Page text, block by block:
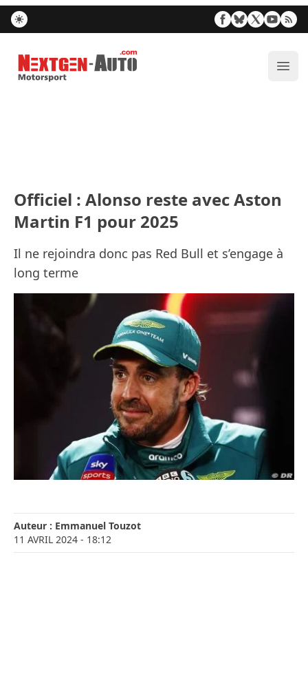
Nextgen-Auto.com
Officiel : Alonso reste avec Aston
Martin F1 pour 2025
Il ne rejoindra donc pas Red Bull et s’engage à
long terme
Auteur : Emmanuel Touzot
11 AVRIL 2024 - 18:12